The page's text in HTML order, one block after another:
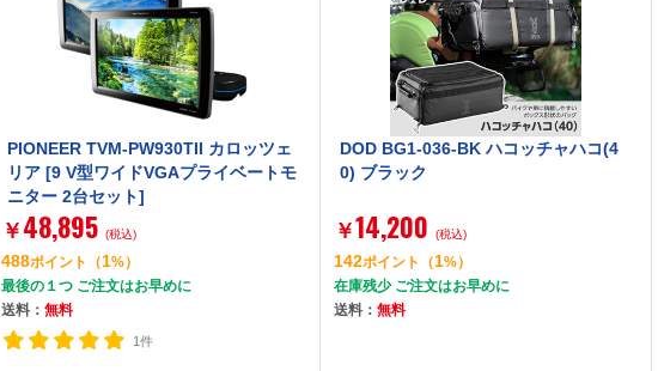
PIONEER TVM-PW930TII カロッツェ
リア [9 V型ワイドVGAプライベートモ
ニター 2台セット]
￥ 48,895 (税込)
488ポイント （1%）
最後の１つ ご注文はお早めに
送料：無料
1件
DOD BG1-036-BK ハコッチャハコ(4
0) ブラック
￥14,200 (税込)
142ポイント （1%）
在庫残少 ご注文はお早めに
送料： 無料